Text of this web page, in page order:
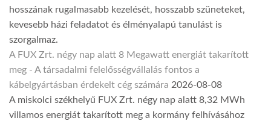
hosszának rugalmasabb kezelését, hosszabb szüneteket,
kevesebb házi feladatot és élményalapú tanulást is
szorgalmaz.
A FUX Zrt. négy nap alatt 8 Megawatt energiát takarított
meg - A társadalmi felelősségvállalás fontos a
kábelgyártásban érdekelt cég számára 2026-08-08
A miskolci székhelyű FUX Zrt. négy nap alatt 8,32 MWh
villamos energiát takarított meg a kormány felhívásához